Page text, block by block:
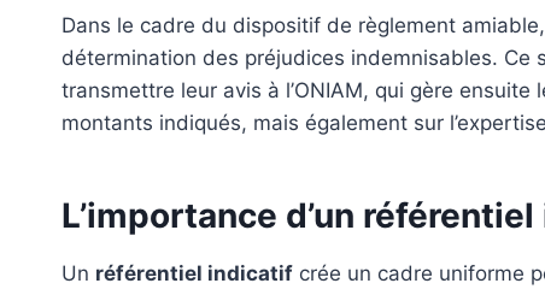
Dans le cadre du dispositif de règlement
détermination des préjudices indemnisables.
transmettre leur avis à l’ONIAM, qui gère
montants indiqués, mais également sur
L’importance d’un
Un référentiel indicatif crée un cadre uniforme